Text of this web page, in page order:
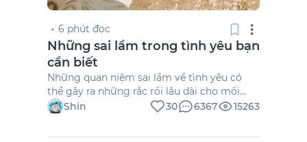
6 phút đọc
Những sai lầm trong tình yêu bạn
cần biết
Những quan niệm sai lầm về tình yêu có
thể gây ra những rắc rối lâu dài cho mối
quan hệ, khiến cả hai phía chịu nhiều đau
khổ trong tương lai.
Shin 30 6367 15263